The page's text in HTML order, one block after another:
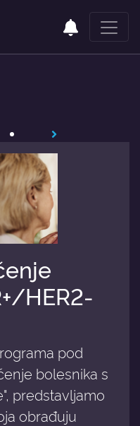
HER2-
pod
bolesnika s
predstavljamo
obrađuju